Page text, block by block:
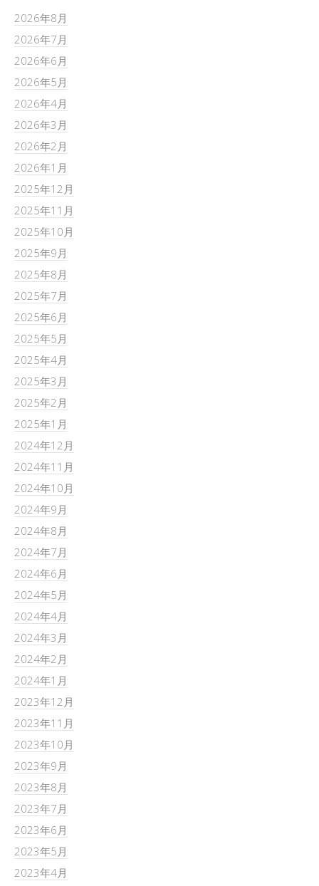
2026年8月
2026年7月
2026年6月
2026年5月
2026年4月
2026年3月
2026年2月
2026年1月
2025年12月
2025年11月
2025年10月
2025年9月
2025年8月
2025年7月
2025年6月
2025年5月
2025年4月
2025年3月
2025年2月
2025年1月
2024年12月
2024年11月
2024年10月
2024年9月
2024年8月
2024年7月
2024年6月
2024年5月
2024年4月
2024年3月
2024年2月
2024年1月
2023年12月
2023年11月
2023年10月
2023年9月
2023年8月
2023年7月
2023年6月
2023年5月
2023年4月